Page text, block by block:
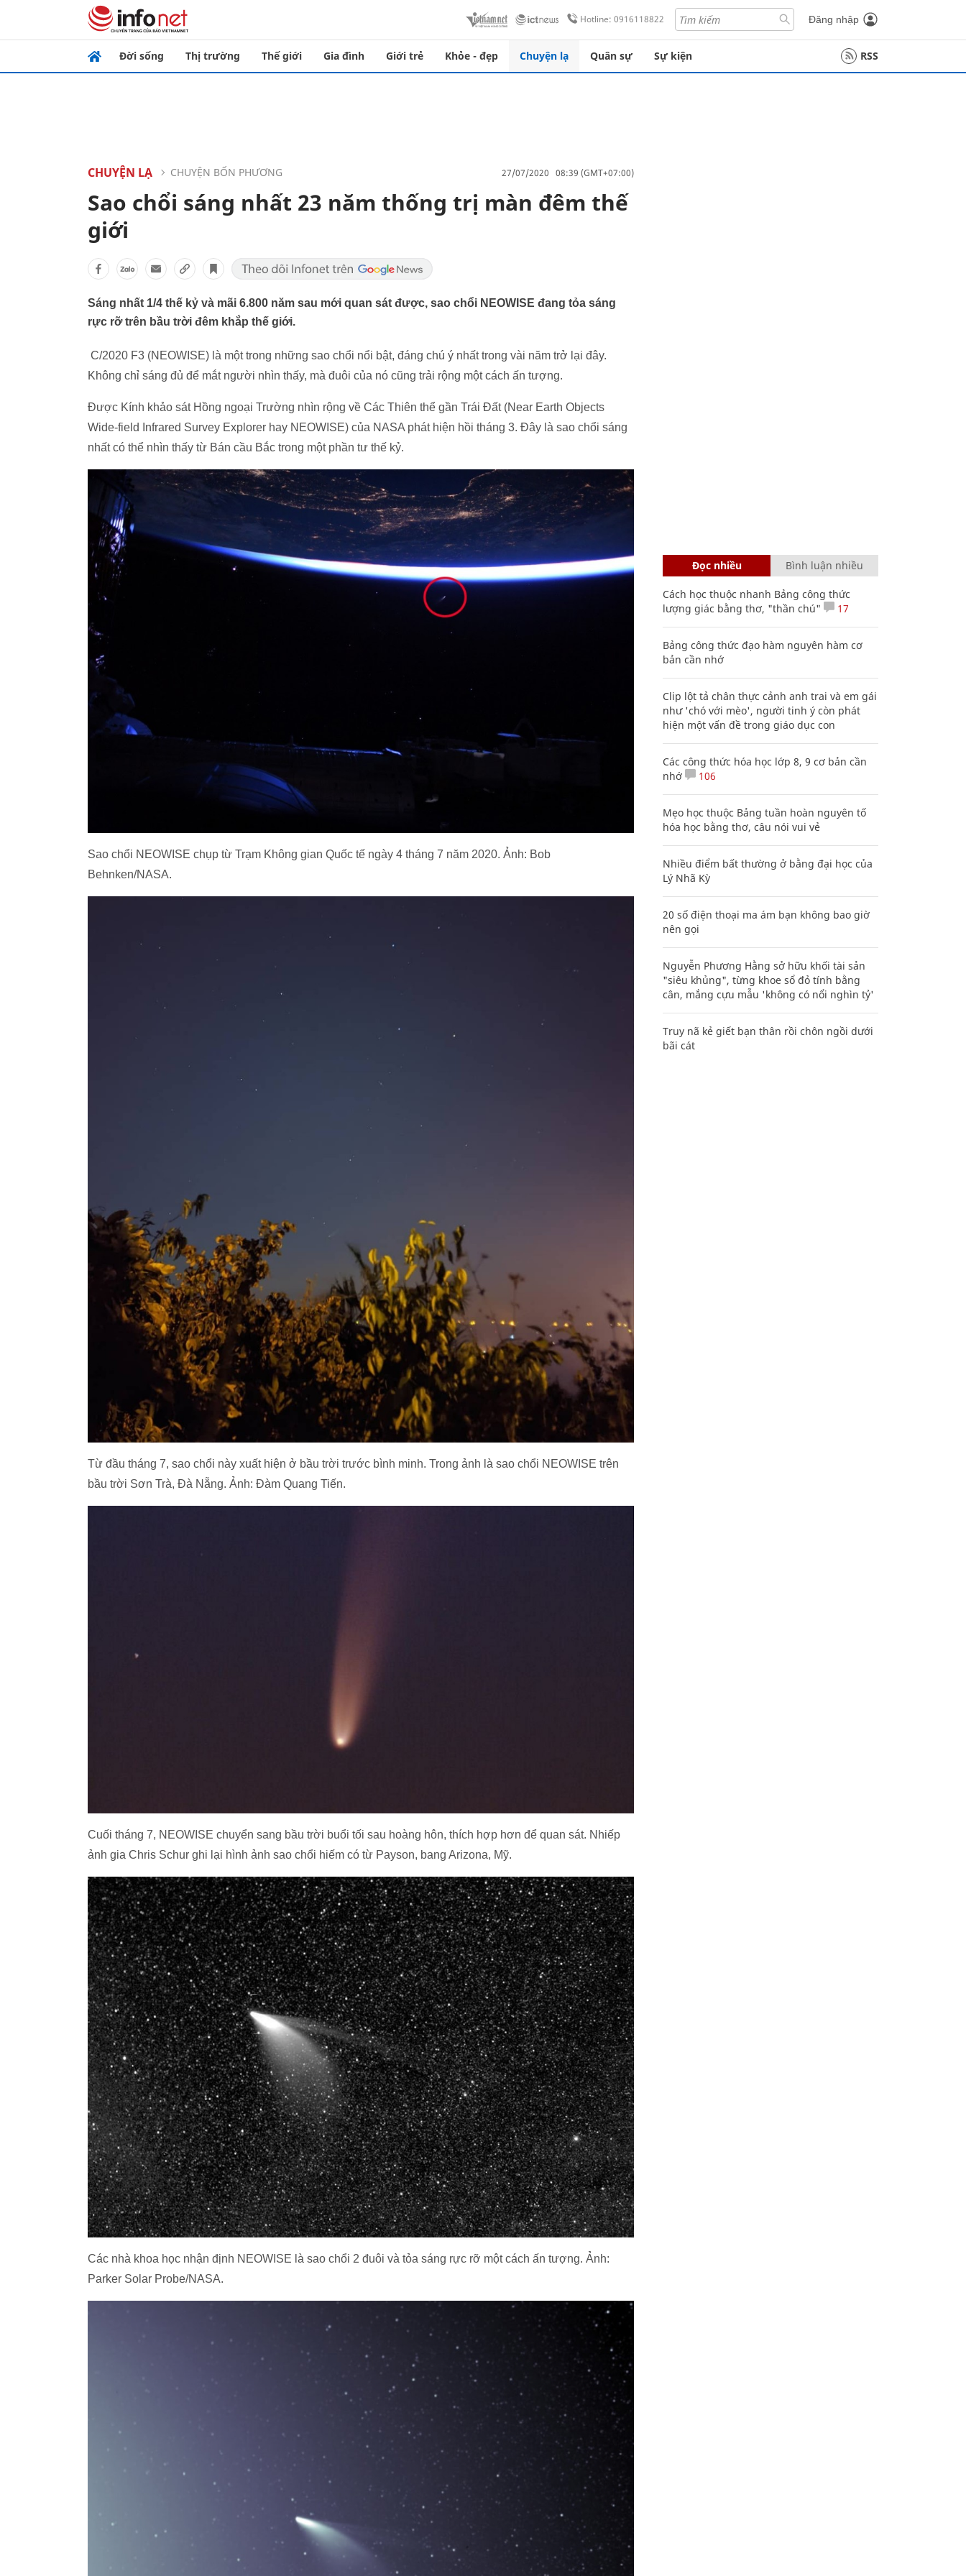
Hotline: 0916118822 Đăng nhập
Đời sống Thị trường Thế giới Gia đình Giới trẻ Khỏe - đẹp Chuyện lạ Quân sự Sự kiện RSS
CHUYỆN LẠ CHUYỆN BỐN PHƯƠNG 27/07/2020 08:39 (GMT+07:00)
Sao chổi sáng nhất 23 năm thống trị màn đêm thế
giới
Sáng nhất 1/4 thế kỷ và mãi 6.800 năm sau mới quan sát được, sao chổi NEOWISE đang tỏa sáng
rực rỡ trên bầu trời đêm khắp thế giới.
C/2020 F3 (NEOWISE) là một trong những sao chổi nổi bật, đáng chú ý nhất trong vài năm trở lại đây.
Không chỉ sáng đủ để mắt người nhìn thấy, mà đuôi của nó cũng trải rộng một cách ấn tượng.
Được Kính khảo sát Hồng ngoại Trường nhìn rộng về Các Thiên thể gần Trái Đất (Near Earth Objects
Wide-field Infrared Survey Explorer hay NEOWISE) của NASA phát hiện hồi tháng 3. Đây là sao chổi sáng
nhất có thể nhìn thấy từ Bán cầu Bắc trong một phần tư thế kỷ.
Sao chổi NEOWISE chụp từ Trạm Không gian Quốc tế ngày 4 tháng 7 năm 2020. Ảnh: Bob
Behnken/NASA.
Từ đầu tháng 7, sao chổi này xuất hiện ở bầu trời trước bình minh. Trong ảnh là sao chổi NEOWISE trên
bầu trời Sơn Trà, Đà Nẵng. Ảnh: Đàm Quang Tiến.
Cuối tháng 7, NEOWISE chuyển sang bầu trời buổi tối sau hoàng hôn, thích hợp hơn để quan sát. Nhiếp
ảnh gia Chris Schur ghi lại hình ảnh sao chổi hiếm có từ Payson, bang Arizona, Mỹ.
Các nhà khoa học nhận định NEOWISE là sao chổi 2 đuôi và tỏa sáng rực rỡ một cách ấn tượng. Ảnh:
Parker Solar Probe/NASA.
Đọc nhiều Bình luận nhiều
Cách học thuộc nhanh Bảng công thức
lượng giác bằng thơ, "thần chú"
17
Bảng công thức đạo hàm nguyên hàm cơ
bản cần nhớ
Clip lột tả chân thực cảnh anh trai và em gái
như 'chó với mèo', người tinh ý còn phát
hiện một vấn đề trong giáo dục con
Các công thức hóa học lớp 8, 9 cơ bản cần
nhớ
106
Mẹo học thuộc Bảng tuần hoàn nguyên tố
hóa học bằng thơ, câu nói vui vẻ
Nhiều điểm bất thường ở bằng đại học của
Lý Nhã Kỳ
20 số điện thoại ma ám bạn không bao giờ
nên gọi
Nguyễn Phương Hằng sở hữu khối tài sản
"siêu khủng", từng khoe sổ đỏ tính bằng
cân, mắng cựu mẫu 'không có nổi nghìn tỷ'
Truy nã kẻ giết bạn thân rồi chôn ngồi dưới
bãi cát